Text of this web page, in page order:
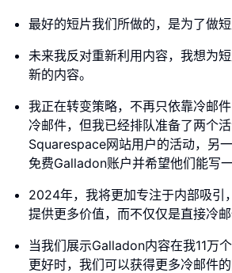
最好的短片我们所做的，是为了做短
未来我反对重新利用内容，我想为
新的内容。
我正在转变策略，不再只依靠冷邮
冷邮件，但我已经排队准备了两个
Squarespace网站用户的活动，另
免费Galladon账户并希望他们能写一
2024年，我将更加专注于内部吸引
提供更多价值，而不仅仅是直接冷邮
当我们展示Galladon内容在我11万
更好时，我们可以获得更多冷邮件的